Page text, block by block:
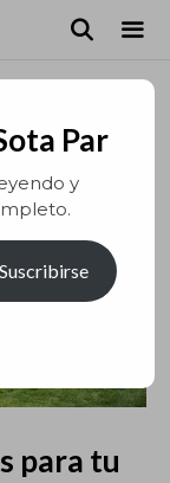
para tu
Par
y
Suscribirse